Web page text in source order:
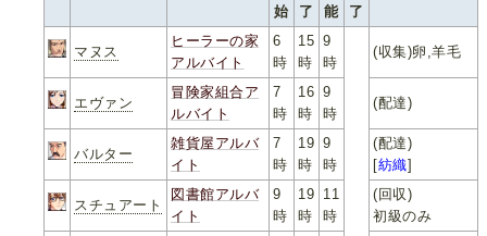
始
了
能
了
マヌス
ヒーラーの家
アルバイト
6
時
15
時
9
時
(収集)卵,羊毛
エヴァン
冒険家組合ア
ルバイト
7
時
16
時
9
時
(配達)
バルター
雑貨屋アルバ
イト
7
時
19
時
9
時
(配達)
[紡織]
スチュアート
図書館アルバ
イト
9
時
19
時
11
時
(回収)
初級のみ